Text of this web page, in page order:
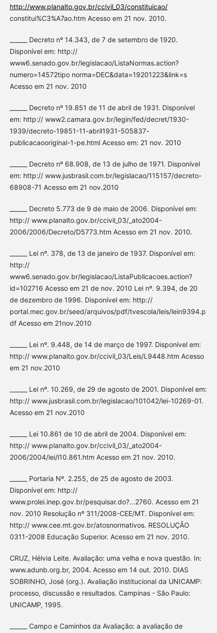
http://www.planalto.gov.br/ccivil_03/constituicao/
constitui%C3%A7ao.htm Acesso em 21 nov. 2010.
______ Decreto nº 14.343, de 7 de setembro de 1920.
Disponível em: http://
www6.senado.gov.br/legislacao/ListaNormas.action?
numero=14572tipo norma=DEC&data=19201223&link=s
Acesso em 21 nov. 2010
______ Decreto nº 19.851 de 11 de abril de 1931. Disponível
em: http:// www2.camara.gov.br/legin/fed/decret/1930-
1939/decreto-19851-11-abril1931-505837-
publicacaooriginal-1-pe.html Acesso em: 21 nov. 2010
______ Decreto nº 68.908, de 13 de julho de 1971. Disponível
em: http:// www.jusbrasil.com.br/legislacao/115157/decreto-
68908-71 Acesso em 21 nov.2010
______ Decreto 5.773 de 9 de maio de 2006. Disponível em:
http:// www.planalto.gov.br/ccivil_03/_ato2004-
2006/2006/Decreto/D5773.htm Acesso em 21 nov. 2010.
______ Lei nº. 378, de 13 de janeiro de 1937. Disponível em:
http://
www6.senado.gov.br/legislacao/ListaPublicacoes.action?
id=102716 Acesso em 21 de nov. 2010 Lei nº. 9.394, de 20
de dezembro de 1996. Disponível em: http://
portal.mec.gov.br/seed/arquivos/pdf/tvescola/leis/lein9394.p
df Acesso em 21nov.2010
______ Lei nº. 9.448, de 14 de março de 1997. Disponível em:
http:// www.planalto.gov.br/ccivil_03/Leis/L9448.htm Acesso
em 21 nov.2010
______ Lei nº. 10.269, de 29 de agosto de 2001. Disponível em:
http:// www.jusbrasil.com.br/legislacao/101042/lei-10269-01.
Acesso em 21 nov.2010
______ Lei 10.861 de 10 de abril de 2004. Disponível em:
http:// www.planalto.gov.br/ccivil_03/_ato2004-
2006/2004/lei/l10.861.htm Acesso em 21 nov. 2010.
______ Portaria Nº. 2.255, de 25 de agosto de 2003.
Disponível em: http://
www.prolei.inep.gov.br/pesquisar.do?...2760. Acesso em 21
nov. 2010 Resolução nº 311/2008-CEE/MT. Disponível em:
http:// www.cee.mt.gov.br/atosnormativos. RESOLUÇÃO
0311-2008 Educação Superior. Acesso em 21 nov. 2010.
CRUZ, Hélvia Leite. Avaliação: uma velha e nova questão. In:
www.adunb.org.br, 2004. Acesso em 14 out. 2010. DIAS
SOBRINHO, José (org.). Avaliação institucional da UNICAMP:
processo, discussão e resultados. Campinas - São Paulo:
UNICAMP, 1995.
______ Campo e Caminhos da Avaliação: a avaliação de